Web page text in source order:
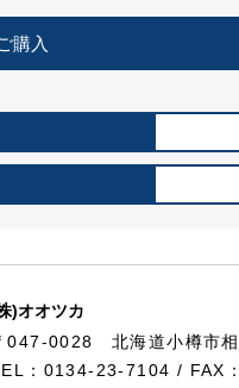
住宅使用部材標準化推進協議会
購入
)オオツカ
047-0028 北海道小樽市
：0134-23-7104 / FAX